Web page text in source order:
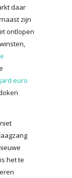
daar
zijn
ontlopen
euro
het te